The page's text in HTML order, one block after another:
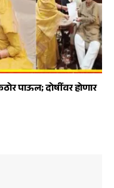
पाऊल; दोषींवर होणार